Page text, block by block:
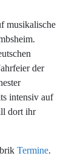
musikalische
der
intensiv auf
dort ihr
Termine.